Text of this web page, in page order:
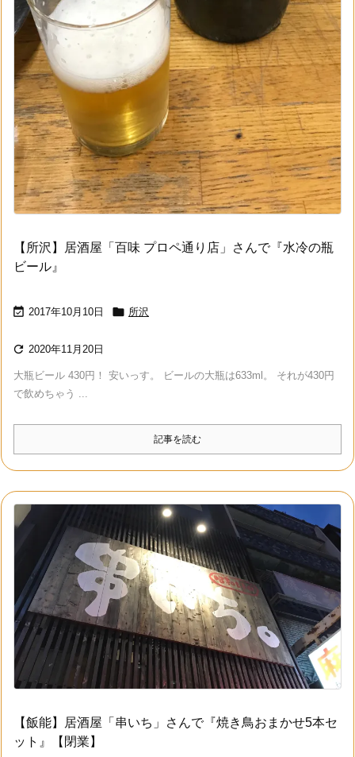
【所沢】居酒屋「百味 プロペ通り店」さんで『水冷の瓶
ビール』
 2017年10月10日  所沢
 2020年11月20日
大瓶ビール 430円！ 安いっす。 ビールの大瓶は633ml。 それが430円
で飲めちゃう ...
記事を読む
【飯能】居酒屋「串いち」さんで『焼き鳥おまかせ5本セ
ット』【閉業】